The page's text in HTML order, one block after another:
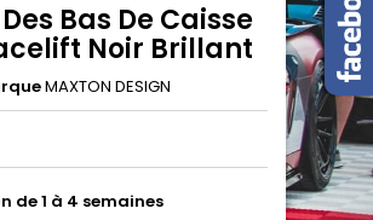
Bas De Caisse
Noir Brillant
MAXTON DESIGN
de 1 à 4 semaines